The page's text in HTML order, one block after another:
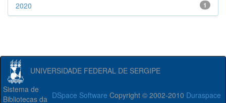
1
2020
UNIVERSIDADE FEDERAL DE SERGIPE
DSpace Software Copyright © 2002-2010 Duraspace
Sistema de
Bibliotecas da